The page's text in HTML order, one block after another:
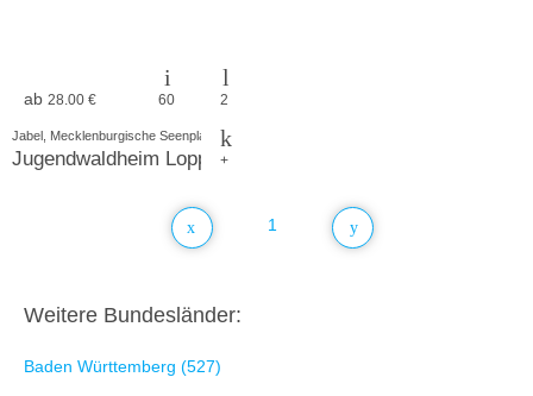
ab 28.00 € 60 2
+
Jabel, Mecklenburgische Seenplatte
Jugendwaldheim Loppin
1
Weitere Bundesländer:
Baden Württemberg (527)